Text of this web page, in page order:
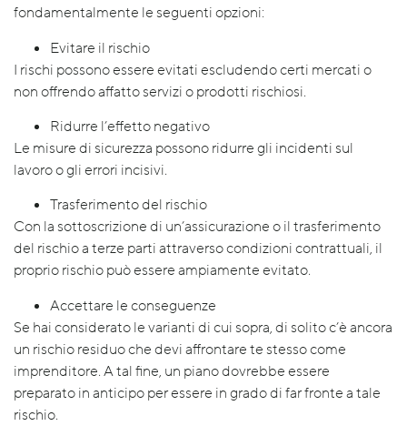
fondamentalmente le seguenti opzioni:
Evitare il rischio
I rischi possono essere evitati escludendo certi mercati o
non offrendo affatto servizi o prodotti rischiosi.
Ridurre l’effetto negativo
Le misure di sicurezza possono ridurre gli incidenti sul
lavoro o gli errori incisivi.
Trasferimento del rischio
Con la sottoscrizione di un’assicurazione o il trasferimento
del rischio a terze parti attraverso condizioni contrattuali, il
proprio rischio può essere ampiamente evitato.
Accettare le conseguenze
Se hai considerato le varianti di cui sopra, di solito c’è ancora
un rischio residuo che devi affrontare te stesso come
imprenditore. A tal fine, un piano dovrebbe essere
preparato in anticipo per essere in grado di far fronte a tale
rischio.